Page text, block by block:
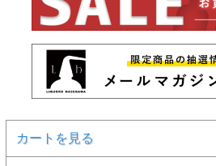
カートを見る